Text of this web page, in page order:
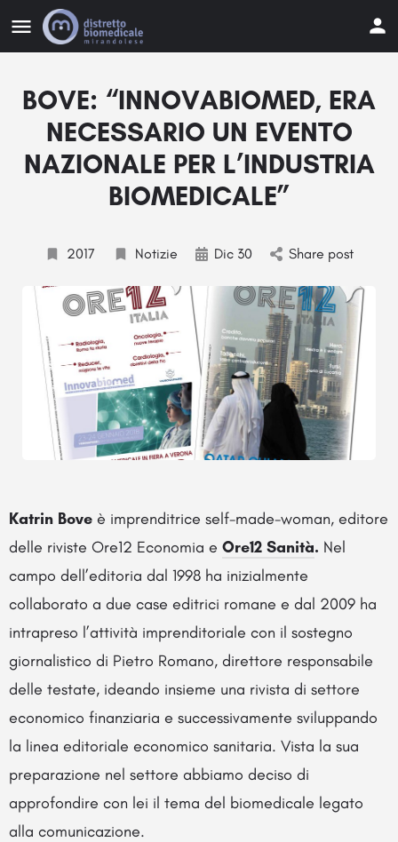
BOVE: “INNOVABIOMED, ERA
NECESSARIO UN EVENTO
NAZIONALE PER L’INDUSTRIA
BIOMEDICALE”
2017 Notizie Dic 30 Share post
Katrin Bove è imprenditrice self-made-woman, editore
delle riviste Ore12 Economia e Ore12 Sanità. Nel
campo dell’editoria dal 1998 ha inizialmente
collaborato a due case editrici romane e dal 2009 ha
intrapreso l’attività imprenditoriale con il sostegno
giornalistico di Pietro Romano, direttore responsabile
delle testate, ideando insieme una rivista di settore
economico finanziaria e successivamente sviluppando
la linea editoriale economico sanitaria. Vista la sua
preparazione nel settore abbiamo deciso di
approfondire con lei il tema del biomedicale legato
alla comunicazione.